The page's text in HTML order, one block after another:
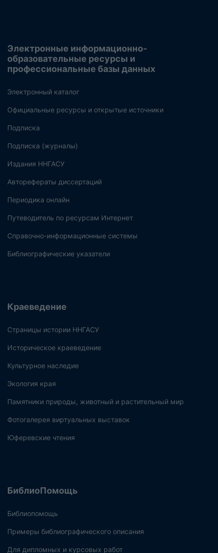
Электронные информационно-
образовательные ресурсы и
профессиональные базы данных
Электронный каталог
Официальные ресурсы и открытые источники
Подписка
Подписка (журналы)
Издания ННГАСУ
Авторефераты диссертаций
Периодика онлайн
Путеводитель по ресурсам Интернет
Справочно-информационные системы
Библиографические указатели
Краеведение
Страницы истории ННГАСУ
Историческое краеведение
Культурное наследие
Экология края
Памятники природы, животный и растительный мир
Фотогалерея виртуальных выставок
Юферевские чтения
БиблиоПомощь
Библиопомощь
Примеры библиографического описания
Для дипломных и курсовых работ